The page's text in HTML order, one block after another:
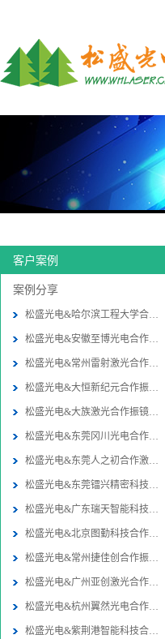
客户案例
案例分享
松盛光电&哈尔滨工程大学合作振
松盛光电&安徽至博光电合作振镜
松盛光电&常州雷射激光合作振镜
松盛光电&大恒新纪元合作振镜同
松盛光电&大族激光合作振镜同轴
松盛光电&东莞冈川光电合作振镜
松盛光电&东莞人之初合作激光焊
松盛光电&东莞镭兴精密科技合作
松盛光电&广东瑞天智能科技合作
松盛光电&北京图勤科技合作振镜
松盛光电&常州捷佳创合作振镜同
松盛光电&广州亚创激光合作激光
松盛光电&杭州翼然光电合作激光
松盛光电&紫荆港智能科技合作激